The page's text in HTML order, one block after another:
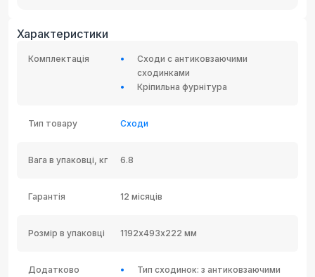
Характеристики
Комплектація
Сходи c антиковзаючими
сходинками
Кріпильна фурнітура
Тип товару Сходи
Вага в упаковці, кг 6.8
Гарантія 12 місяців
Розмір в упаковці 1192х493х222 мм
Додатково
Тип сходинок: з антиковзаючими